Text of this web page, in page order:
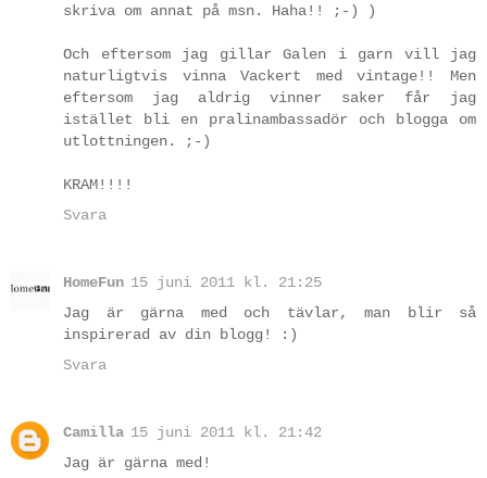
skriva om annat på msn. Haha!! ;-) )
Och eftersom jag gillar Galen i garn vill jag
naturligtvis vinna Vackert med vintage!! Men
eftersom jag aldrig vinner saker får jag
istället bli en pralinambassadör och blogga om
utlottningen. ;-)
KRAM!!!!
Svara
HomeFun 15 juni 2011 kl. 21:25
Jag är gärna med och tävlar, man blir så
inspirerad av din blogg! :)
Svara
Camilla 15 juni 2011 kl. 21:42
Jag är gärna med!